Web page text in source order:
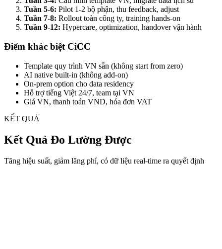
Tuần 5-6: Pilot 1-2 bộ phận, thu feedback, adjust
Tuần 7-8: Rollout toàn công ty, training hands-on
Tuần 9-12: Hypercare, optimization, handover vận hành
Điểm khác biệt CiCC
Template quy trình VN sẵn (không start from zero)
AI native built-in (không add-on)
On-prem option cho data residency
Hỗ trợ tiếng Việt 24/7, team tại VN
Giá VN, thanh toán VND, hóa đơn VAT
KẾT QUẢ
Kết Quả Đo Lường Được
Tăng hiệu suất, giảm lãng phí, có dữ liệu real-time ra quyết định